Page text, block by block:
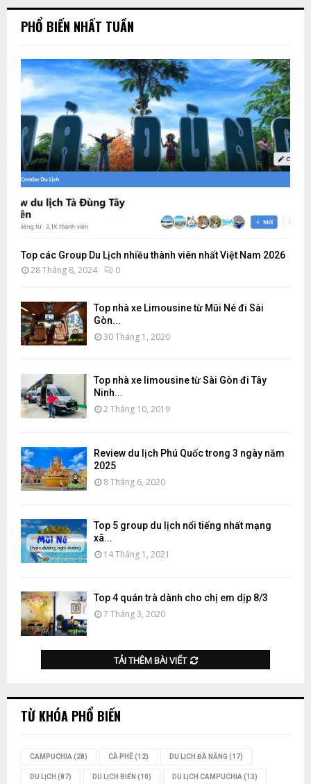
PHỔ BIẾN NHẤT TUẦN
Top các Group Du Lịch nhiều thành viên nhất Việt Nam 2026
28 Tháng 8, 2024 0
Top nhà xe Limousine từ Mũi Né đi Sài
Gòn...
30 Tháng 1, 2020
Top nhà xe limousine từ Sài Gòn đi Tây
Ninh...
2 Tháng 10, 2019
Review du lịch Phú Quốc trong 3 ngày năm
2025
8 Tháng 6, 2020
Top 5 group du lịch nổi tiếng nhất mạng
xã...
14 Tháng 1, 2021
Top 4 quán trà dành cho chị em dịp 8/3
7 Tháng 3, 2020
TẢI THÊM BÀI VIẾT
TỪ KHÓA PHỔ BIẾN
CAMPUCHIA (28) CÀ PHÊ(12) DU LỊCH ĐÀ NẴNG (17)
DU LỊCH (87) DU LỊCH BIỂN (10) DU LỊCH CAMPUCHIA (13)